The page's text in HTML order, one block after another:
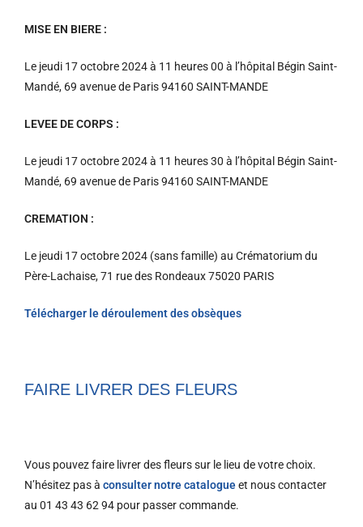
MISE EN BIERE :
Le jeudi 17 octobre 2024 à 11 heures 00 à l’hôpital Bégin Saint-
Mandé, 69 avenue de Paris 94160 SAINT-MANDE
LEVEE DE CORPS :
Le jeudi 17 octobre 2024 à 11 heures 30 à l’hôpital Bégin Saint-
Mandé, 69 avenue de Paris 94160 SAINT-MANDE
CREMATION :
Le jeudi 17 octobre 2024 (sans famille) au Crématorium du
Père-Lachaise, 71 rue des Rondeaux 75020 PARIS
Télécharger le déroulement des obsèques
FAIRE LIVRER DES FLEURS
Vous pouvez faire livrer des fleurs sur le lieu de votre choix.
N’hésitez pas à consulter notre catalogueet nous contacter
au 01 43 43 62 94 pour passer commande.